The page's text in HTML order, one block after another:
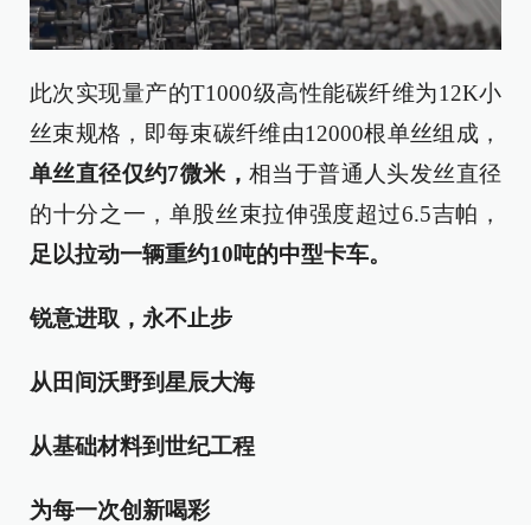
此次实现量产的T1000级高性能碳纤维为12K小
丝束规格，即每束碳纤维由12000根单丝组成，
单丝直径仅约7微米， 相当于普通人头发丝直径
的十分之一，单股丝束拉伸强度超过6.5吉帕，
足以拉动一辆重约10吨的中型卡车。
锐意进取，永不止步
从田间沃野到星辰大海
从基础材料到世纪工程
为每一次创新喝彩